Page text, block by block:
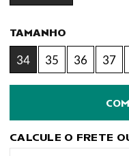
TAMANHO
34 35 36 37
CALCULE O FRETE